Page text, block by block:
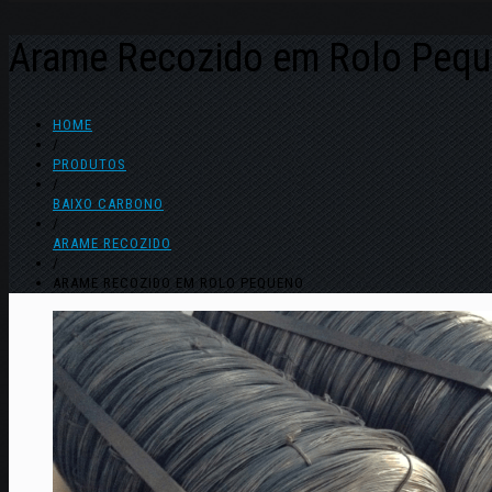
Arame Recozido em Rolo
HOME
/
PRODUTOS
/
BAIXO CARBONO
/
ARAME RECOZIDO
/
ARAME RECOZIDO EM ROLO PEQUENO